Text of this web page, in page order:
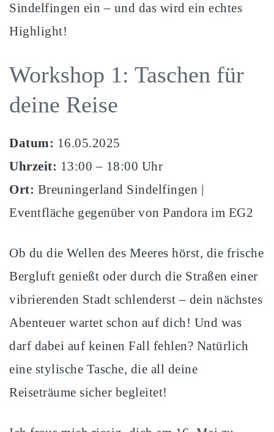
Sindelfingen ein – und das wird ein echtes
Highlight!
Workshop 1: Taschen für
deine Reise
Datum: 16.05.2025
Uhrzeit: 13:00 – 18:00 Uhr
Ort: Breuningerland Sindelfingen |
Eventfläche gegenüber von Pandora im EG2
Ob du die Wellen des Meeres hörst, die frische
Bergluft genießt oder durch die Straßen einer
vibrierenden Stadt schlenderst – dein nächstes
Abenteuer wartet schon auf dich! Und was
darf dabei auf keinen Fall fehlen? Natürlich
eine stylische Tasche, die all deine
Reiseträume sicher begleitet!